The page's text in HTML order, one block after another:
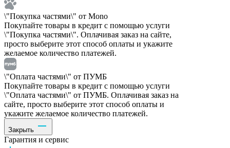
\"Покупка частями\" от Mono
Покупайте товары в кредит с помощью услуги
\"Покупка частями\". Оплачивая заказ на сайте,
просто выберите этот способ оплаты и укажите
желаемое количество платежей.
\"Оплата частями\" от ПУМБ
Покупайте товары в кредит с помощью услуги
\"Оплата частями\" от ПУМБ. Оплачивая заказ на
сайте, просто выберите этот способ оплаты и
укажите желаемое количество платежей.
Закрыть
Гарантия и сервис